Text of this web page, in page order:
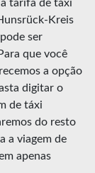
tarifa de táxi
Kreis
ser
que você
a opção
digitar o
de táxi
do resto
a viagem de
apenas